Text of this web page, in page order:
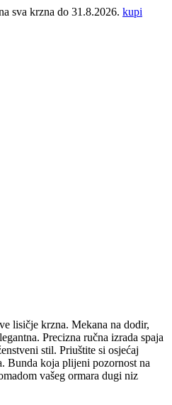
sva krzna do 31.8.2026. kupi
lisičje krzna. Mekana na dodir,
Precizna ručna izrada spaja
stil. Priuštite si osjećaj
Bunda koja plijeni pozornost na
vašeg ormara dugi niz